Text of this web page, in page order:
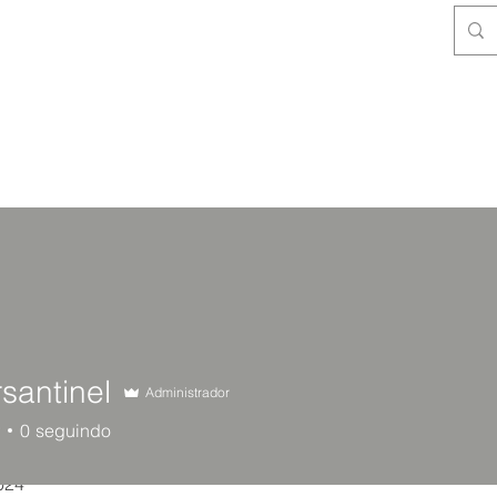
Administrador
0 seguindo